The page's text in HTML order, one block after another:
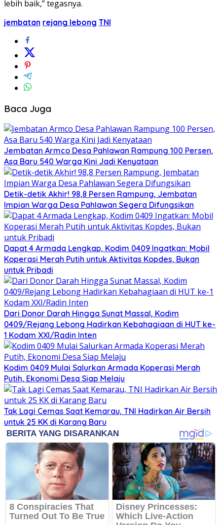
lebih baik,” tegasnya.
jembatan rejang lebong TNI
Baca Juga
Jembatan Armco Desa Pahlawan Rampung 100 Persen,
Asa Baru 540 Warga Kini Jadi Kenyataan
Detik-detik Akhir! 98,8 Persen Rampung, Jembatan
Impian Warga Desa Pahlawan Segera Difungsikan
Dapat 4 Armada Lengkap, Kodim 0409 Ingatkan: Mobil
Koperasi Merah Putih untuk Aktivitas Kopdes, Bukan
untuk Pribadi
Dari Donor Darah Hingga Sunat Massal, Kodim
0409/Rejang Lebong Hadirkan Kebahagiaan di HUT ke-
1 Kodam XXI/Radin Inten
Kodim 0409 Mulai Salurkan Armada Koperasi Merah
Putih, Ekonomi Desa Siap Melaju
Tak Lagi Cemas Saat Kemarau, TNI Hadirkan Air Bersih
untuk 25 KK di Karang Baru